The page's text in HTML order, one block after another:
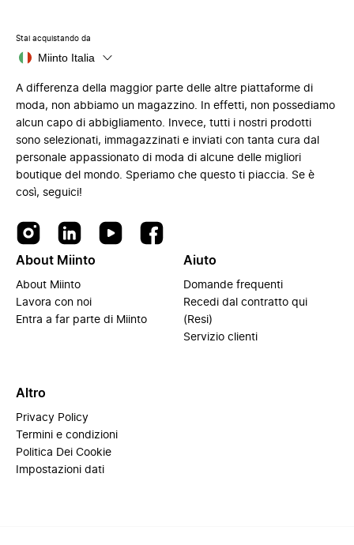
Stai acquistando da
Miinto Italia
A differenza della maggior parte delle altre piattaforme di
moda, non abbiamo un magazzino. In effetti, non possediamo
alcun capo di abbigliamento. Invece, tutti i nostri prodotti
sono selezionati, immagazzinati e inviati con tanta cura dal
personale appassionato di moda di alcune delle migliori
boutique del mondo. Speriamo che questo ti piaccia. Se è
così, seguici!
About Miinto
About Miinto
Lavora con noi
Entra a far parte di Miinto
Aiuto
Domande frequenti
Recedi dal contratto qui
(Resi)
Servizio clienti
Altro
Privacy Policy
Termini e condizioni
Politica Dei Cookie
Impostazioni dati